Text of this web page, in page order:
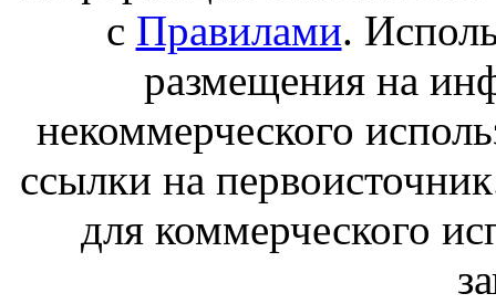
с Правилами.
размещения на
некоммерческого
ссылки на
для коммерческого